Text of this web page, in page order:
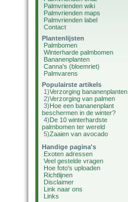
Palmvrienden wiki
Palmvrienden maps
Palmvrienden label
Contact
Plantenlijsten
Palmbomen
Winterharde palmbomen
Bananenplanten
Canna's (bloemriet)
Palmvarens
Populairste artikels
1)Verzorging bananenplanten
2)Verzorging van palmen
3)Hoe een bananenplant
beschermen in de winter?
4)De 10 winterhardste
palmbomen ter wereld
5)Zaaien van avocado
Handige pagina's
Exoten adressen
Veel gestelde vragen
Hoe foto's uploaden
Richtlijnen
Disclaimer
Link naar ons
Links